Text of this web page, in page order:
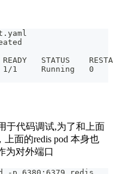
STATUS
1/1     Running
于代码调试,为了和上面
上面的redis pod 本身也
为对外端口